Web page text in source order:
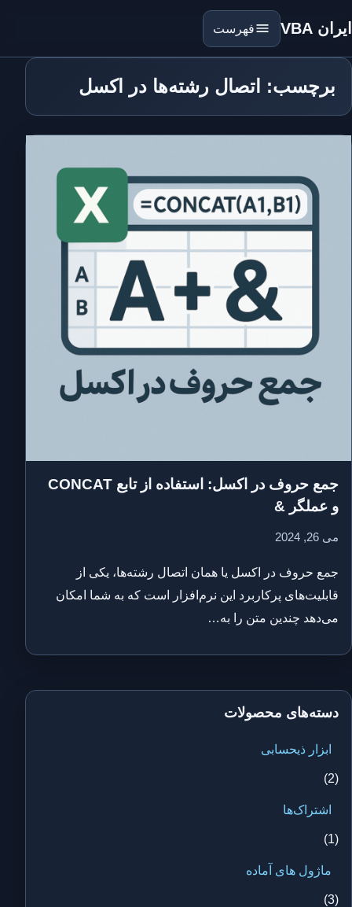
ایران VBA فهرست
برچسب: اتصال رشته‌ها در اکسل
جمع حروف در اکسل: استفاده از تابع CONCAT
و عملگر &
می 26, 2024
جمع حروف در اکسل یا همان اتصال رشته‌ها، یکی از
قابلیت‌های پرکاربرد این نرم‌افزار است که به شما امکان
می‌دهد چندین متن را به…
دسته‌های محصولات
ابزار ذیحسابی
(2)
اشتراک‌ها
(1)
ماژول های آماده
(3)